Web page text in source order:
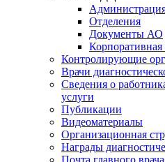
Отделения
Документы АО
Контролирующие
Врачи
Сведения о
услуги
Публикации
Видеоматериалы
Организационная
Награды
Почта главного врача